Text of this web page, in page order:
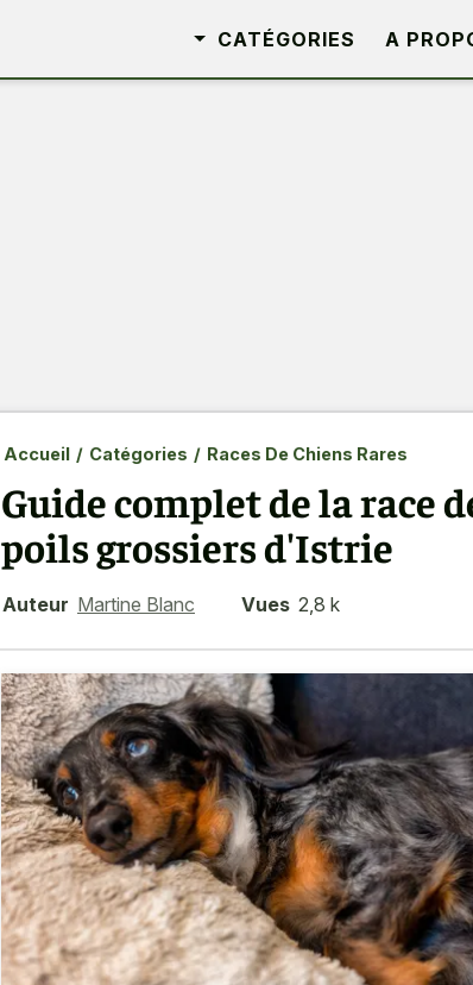
CATÉGORIES A
Accueil / Catégories / Races De Chiens Rares
Guide complet de la race
poils grossiers d'Istrie
Auteur Martine Blanc Vues 2,8 k